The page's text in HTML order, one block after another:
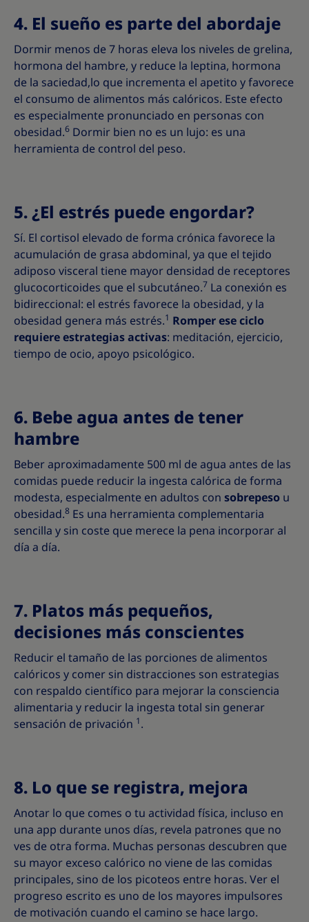
4. El sueño es parte del abordaje
Dormir menos de 7 horas eleva los niveles de grelina,
hormona del hambre, y reduce la leptina, hormona
de la saciedad,lo que incrementa el apetito y favorece
el consumo de alimentos más calóricos. Este efecto
es especialmente pronunciado en personas con
obesidad.6 Dormir bien no es un lujo: es una
herramienta de control del peso.
5. ¿El estrés puede engordar?
Sí. El cortisol elevado de forma crónica favorece la
acumulación de grasa abdominal, ya que el tejido
adiposo visceral tiene mayor densidad de receptores
glucocorticoides que el subcutáneo.7 La conexión es
bidireccional: el estrés favorece la obesidad, y la
obesidad genera más estrés.1 Romper ese ciclo
requiere estrategias activas: meditación, ejercicio,
tiempo de ocio, apoyo psicológico.
6. Bebe agua antes de tener
hambre
Beber aproximadamente 500 ml de agua antes de las
comidas puede reducir la ingesta calórica de forma
modesta, especialmente en adultos con sobrepeso u
obesidad.8 Es una herramienta complementaria
sencilla y sin coste que merece la pena incorporar al
día a día.
7. Platos más pequeños,
decisiones más conscientes
Reducir el tamaño de las porciones de alimentos
calóricos y comer sin distracciones son estrategias
con respaldo científico para mejorar la consciencia
alimentaria y reducir la ingesta total sin generar
sensación de privación 1.
8. Lo que se registra, mejora
Anotar lo que comes o tu actividad física, incluso en
una app durante unos días, revela patrones que no
ves de otra forma. Muchas personas descubren que
su mayor exceso calórico no viene de las comidas
principales, sino de los picoteos entre horas. Ver el
progreso escrito es uno de los mayores impulsores
de motivación cuando el camino se hace largo.